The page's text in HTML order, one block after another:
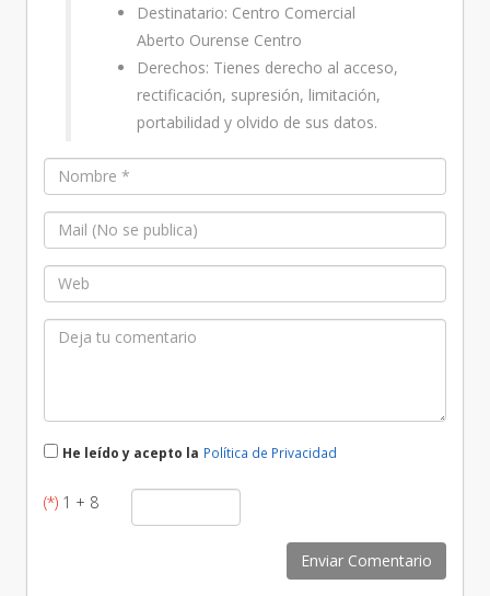
Destinatario: Centro Comercial
Aberto Ourense Centro
Derechos: Tienes derecho al acceso,
rectificación, supresión, limitación,
portabilidad y olvido de sus datos.
He leído y acepto la Política de Privacidad
(*) 1 + 8